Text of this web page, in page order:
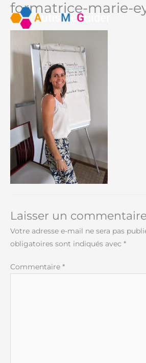
Aller
contenu
formatrice-marie-
Laisser un commentaire
Votre adresse e-mail ne sera pas
obligatoires sont indiqués avec *
Commentaire *